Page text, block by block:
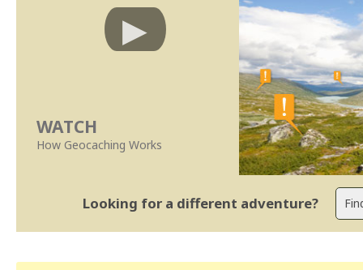
WATCH
How Geocaching Works
Looking for a different adventure?